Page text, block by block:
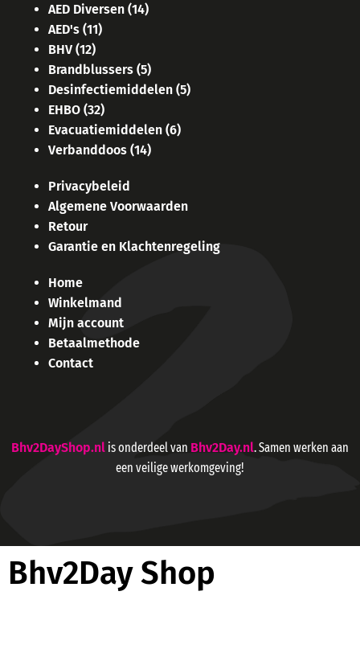
AED Diversen (14)
AED's (11)
BHV (12)
Brandblussers (5)
Desinfectiemiddelen (5)
EHBO (32)
Evacuatiemiddelen (6)
Verbanddoos (14)
Privacybeleid
Algemene Voorwaarden
Retour
Garantie en Klachtenregeling
Home
Winkelmand
Mijn account
Betaalmethode
Contact
Bhv2DayShop.nl is onderdeel van Bhv2Day.nl. Samen werken aan
een veilige werkomgeving!
Bhv2Day Shop